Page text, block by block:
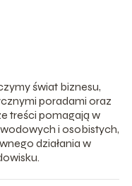
świat biznesu,
poradami oraz
treści pomagają w
i osobistych,
działania w